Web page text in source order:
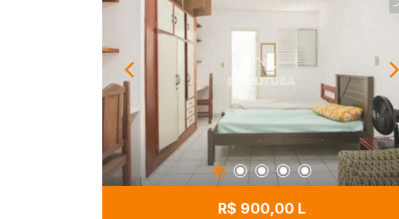
R$ 900,00 L